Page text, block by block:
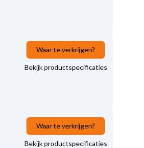
Waar te verkrijgen?
Bekijk productspecificaties
Waar te verkrijgen?
Bekijk productspecificaties